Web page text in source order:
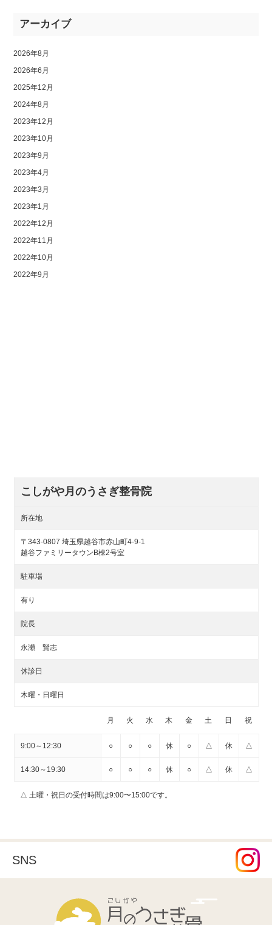
アーカイブ
2026年8月
2026年6月
2025年12月
2024年8月
2023年12月
2023年10月
2023年9月
2023年4月
2023年3月
2023年1月
2022年12月
2022年11月
2022年10月
2022年9月
こしがや月のうさぎ整骨院
所在地
〒343-0807 埼玉県越谷市赤山町4-9-1
越谷ファミリータウンB棟2号室
駐車場
有り
院長
永瀬 賢志
休診日
木曜・日曜日
月 火 水 木 金 土 日 祝
9:00～12:30 ○ ○ ○ 休 ○ △ 休 △
14:30～19:30 ○ ○ ○ 休 ○ △ 休 △
△ 土曜・祝日の受付時間は9:00〜15:00です。
SNS